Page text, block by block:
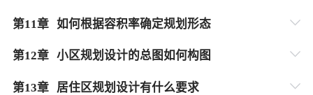
第11章 如何根据容积率确定规划形态
第12章 小区规划设计的总图如何构图
第13章 居住区规划设计有什么要求